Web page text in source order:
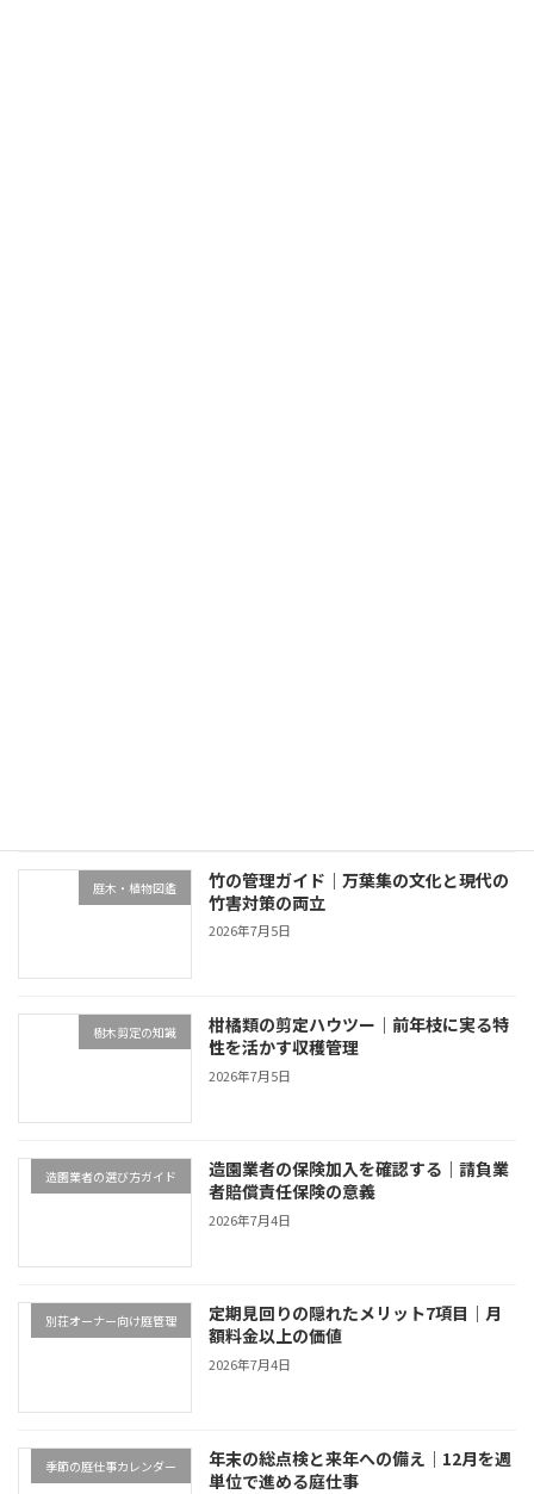
庭木・植物図鑑
竹の管理ガイド｜万葉集の文化と現代の
竹害対策の両立
2026年7月5日
樹木剪定の知識
柑橘類の剪定ハウツー｜前年枝に実る特
性を活かす収穫管理
2026年7月5日
造園業者の選び方ガイド
造園業者の保険加入を確認する｜請負業
者賠償責任保険の意義
2026年7月4日
別荘オーナー向け庭管理
定期見回りの隠れたメリット7項目｜月
額料金以上の価値
2026年7月4日
季節の庭仕事カレンダー
年末の総点検と来年への備え｜12月を週
単位で進める庭仕事